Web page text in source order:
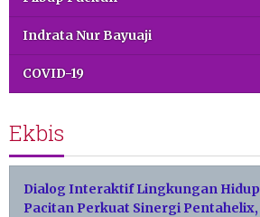
Indrata Nur Bayuaji
COVID-19
Ekbis
Dialog Interaktif Lingkungan Hidup
Pacitan Perkuat Sinergi Pentahelix,